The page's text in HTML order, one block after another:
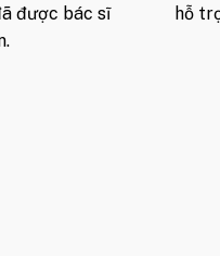
được bác sĩ
hỗ